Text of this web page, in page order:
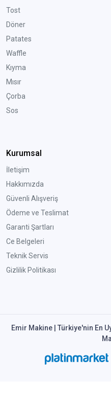
Tost
Döner
Patates
Waffle
Kıyma
Mısır
Çorba
Sos
Kurumsal
İletişim
Hakkımızda
Güvenli Alışveriş
Ödeme ve Teslimat
Garanti Şartları
Ce Belgeleri
Teknik Servis
Gizlilik Politikası
Emir Makine | Türkiye'nin En